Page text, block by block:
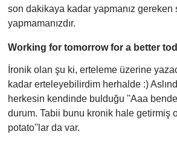
son dakikaya kadar yapmanız gereken
yapmamanızdır.
Working for tomorrow for a better
İronik olan şu ki, erteleme üzerine
kadar erteleyebilirdim herhalde :)
herkesin kendinde bulduğu ''Aaa
durum. Tabii bunu kronik hale getirmiş
potato''lar da var.